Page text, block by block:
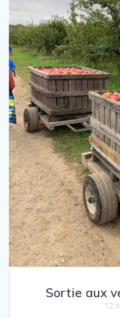
Sortie aux
12